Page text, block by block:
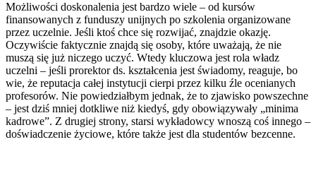
Możliwości doskonalenia jest bardzo wiele – od kursów
finansowanych z funduszy unijnych po szkolenia organizowane
przez uczelnie. Jeśli ktoś chce się rozwijać, znajdzie okazję.
Oczywiście faktycznie znajdą się osoby, które uważają, że nie
muszą się już niczego uczyć. Wtedy kluczowa jest rola władz
uczelni – jeśli prorektor ds. kształcenia jest świadomy, reaguje, bo
wie, że reputacja całej instytucji cierpi przez kilku źle ocenianych
profesorów. Nie powiedziałbym jednak, że to zjawisko powszechne
– jest dziś mniej dotkliwe niż kiedyś, gdy obowiązywały „minima
kadrowe”. Z drugiej strony, starsi wykładowcy wnoszą coś innego –
doświadczenie życiowe, które także jest dla studentów bezcenne.